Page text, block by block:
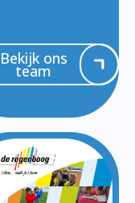
Bekijk ons
team